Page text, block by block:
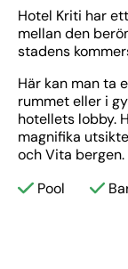
Hotel Kriti har
mellan den
stadens
Här kan man ta
rummet eller i
hotellets lobby.
magnifika
och Vita bergen.
Pool